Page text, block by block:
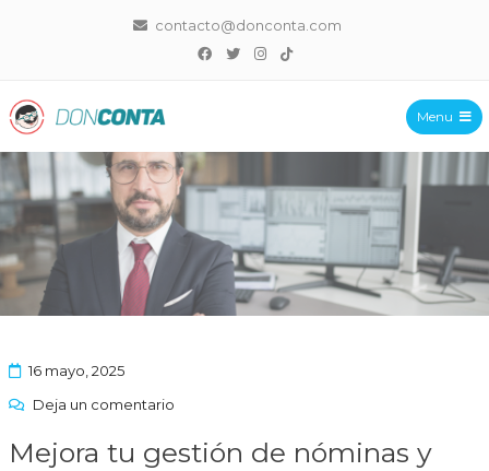
contacto@donconta.com
DonConta
Menu
16 mayo, 2025
Deja un comentario
Mejora tu gestión de nóminas y